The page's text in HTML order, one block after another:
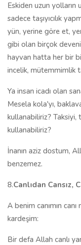
Eskiden uzun yolların
sadece taşıyıcılık
yün, yerine göre et,
gibi olan birçok
hayvan hatta her bir
incelik, mütemmimlik
Ya insan icadı olan
Mesela kola'yı,
kullanabiliriz? Taksiyi,
kullanabiliriz?
İnanın aziz dostum,
benzemez.
8.Canlıdan Cansız,
A benim canımın
kardeşim:
Bir defa Allah canlı